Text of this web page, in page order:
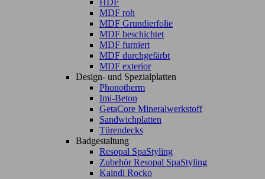
HDF
MDF roh
MDF Grundierfolie
MDF beschichtet
MDF furniert
MDF durchgefärbt
MDF exterior
Design- und Spezialplatten
Phonotherm
Imi-Beton
GetaCore Mineralwerkstoff
Sandwichplatten
Türendecks
Badgestaltung
Resopal SpaStyling
Zubehör Resopal SpaStyling
Kaindl Rocko